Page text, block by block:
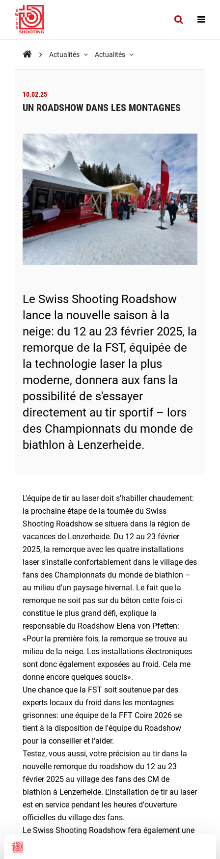
Actualités Actualités
10.02.25
UN ROADSHOW DANS LES MONTAGNES
Le Swiss Shooting Roadshow
lance la nouvelle saison à la
neige: du 12 au 23 février 2025, la
remorque de la FST, équipée de
la technologie laser la plus
moderne, donnera aux fans la
possibilité de s'essayer
directement au tir sportif – lors
des Championnats du monde de
biathlon à Lenzerheide.
L'équipe de tir au laser doit s'habiller chaudement:
la prochaine étape de la tournée du Swiss
Shooting Roadshow se situera dans la région de
vacances de Lenzerheide. Du 12 au 23 février
2025, la remorque avec les quatre installations
laser s'installe confortablement dans le village des
fans des Championnats du monde de biathlon –
au milieu d'un paysage hivernal. Le fait que la
remorque ne soit pas sur du béton cette fois-ci
constitue le plus grand défi, explique la
responsable du Roadshow Elena von Pfetten:
«Pour la première fois, la remorque se trouve au
milieu de la neige. Les installations électroniques
sont donc également exposées au froid. Cela me
donne encore quelques soucis».
Une chance que la FST soit soutenue par des
experts locaux du froid dans les montagnes
grisonnes: une équipe de la FFT Coire 2026 se
tient à la disposition de l'équipe du Roadshow
pour la conseiller et l'aider.
Testez, vous aussi, votre précision au tir dans la
nouvelle remorque du roadshow du 12 au 23
février 2025 au village des fans des CM de
biathlon à Lenzerheide. L'installation de tir au laser
est en service pendant les heures d'ouverture
officielles du village des fans.
Le Swiss Shooting Roadshow fera également une